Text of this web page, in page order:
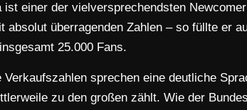
ist einer der vielversprechendsten
absolut überragenden Zahlen – so füllte er
25.000 Fans.
Verkaufszahlen sprechen eine deutliche
zu den großen zählt. Wie der